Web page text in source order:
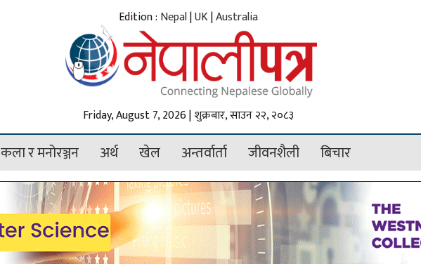
Edition : Nepal|UK|Australia
Friday, August 7, 2026 | शुक्रबार, साउन २२, २०८३
कला र मनोरञ्जन अर्थ खेल अन्तर्वार्ता जीवनशैली बिचार